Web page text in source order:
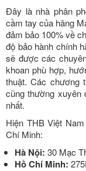
Đây là nhà phân
cầm tay của hãng
đảm bảo 100% về
độ bảo hành chính
sẽ được các
khoan phù hợp,
thuật. Các chương
cũng thường xuyên
nhất.
Hiện THB Việt
Chí Minh:
Hà Nội: 30 Mạc
Hồ Chí Minh: